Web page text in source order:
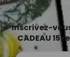
Inscrivez-
CADEAU 15